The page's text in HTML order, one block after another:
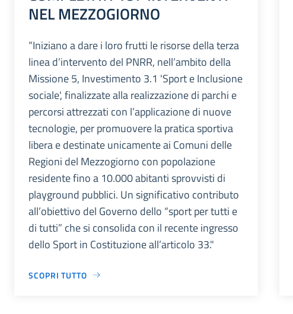
NEL MEZZOGIORNO
“Iniziano a dare i loro frutti le risorse della terza
linea d’intervento del PNRR, nell’ambito della
Missione 5, Investimento 3.1 'Sport e Inclusione
sociale', finalizzate alla realizzazione di parchi e
percorsi attrezzati con l’applicazione di nuove
tecnologie, per promuovere la pratica sportiva
libera e destinate unicamente ai Comuni delle
Regioni del Mezzogiorno con popolazione
residente fino a 10.000 abitanti sprovvisti di
playground pubblici. Un significativo contributo
all’obiettivo del Governo dello “sport per tutti e
di tutti” che si consolida con il recente ingresso
dello Sport in Costituzione all’articolo 33."
SCOPRI TUTTO